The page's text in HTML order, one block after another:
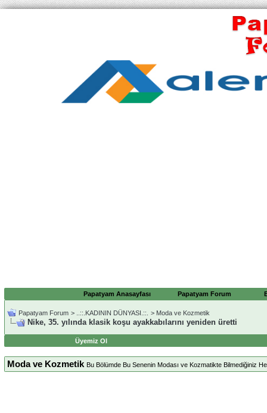
Papatyam Anasayfası Papatyam Forum
Papatyam Forum > ..::.KADININ DÜNYASI.::. > Moda ve Kozmetik
Nike, 35. yılında klasik koşu ayakkabılarını yeniden üretti
Üyemiz Ol
Moda ve Kozmetik Bu Bölümde Bu Senenin Modası ve Kozmatikte Bilmediğiniz